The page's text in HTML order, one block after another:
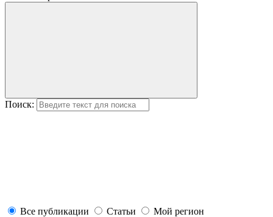
Поиск:
Все публикации Статьи Мой регион